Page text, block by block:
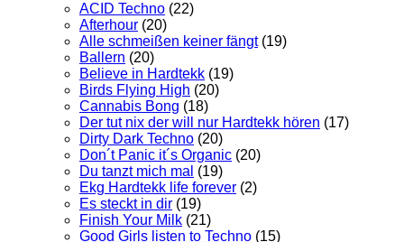
ACID Techno (22)
Afterhour (20)
Alle schmeißen keiner fängt (19)
Ballern (20)
Believe in Hardtekk (19)
Birds Flying High (20)
Cannabis Bong (18)
Der tut nix der will nur Hardtekk hören (17)
Dirty Dark Techno (20)
Don´t Panic it´s Organic (20)
Du tanzt mich mal (19)
Ekg Hardtekk life forever (2)
Es steckt in dir (19)
Finish Your Milk (21)
Good Girls listen to Techno (15)